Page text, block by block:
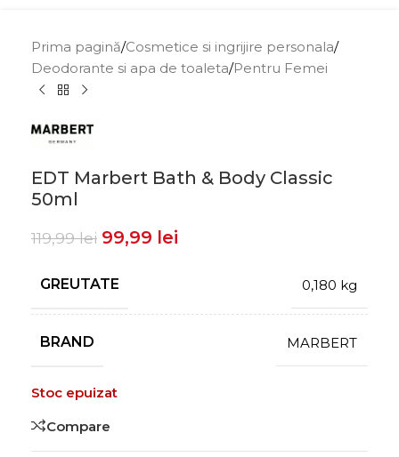
Prima pagină/Cosmetice si ingrijire personala/
Deodorante si apa de toaleta/Pentru Femei
EDT Marbert Bath & Body Classic
50ml
119,99lei 99,99 lei
GREUTATE 0,180 kg
BRAND MARBERT
Stoc epuizat
Compare